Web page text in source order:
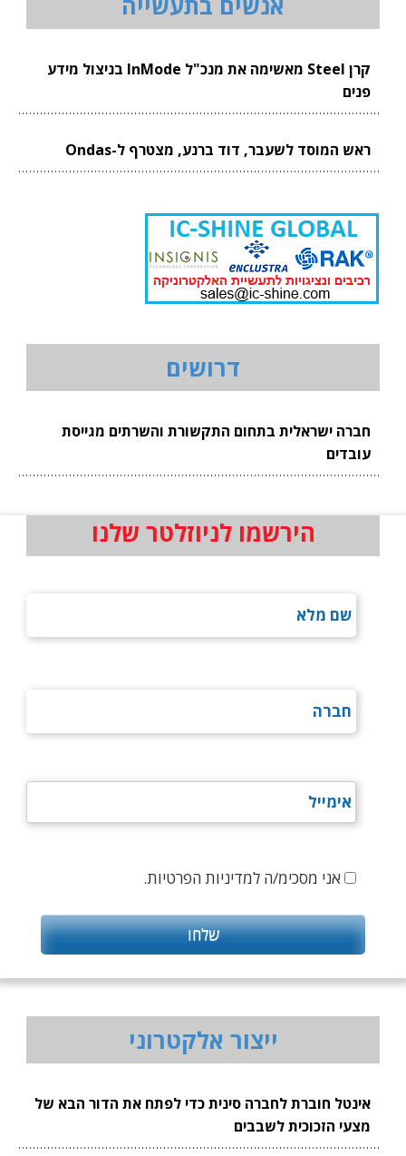
קרן Steel מאשימה את מנכ"ל InMode בניצול מידע
פנים
ראש המוסד לשעבר, דוד ברנע, מצטרף ל-Ondas
דרושים
חברה ישראלית בתחום התקשורת והשרתים מגייסת
עובדים
הירשמו לניוזלטר שלנו
אני מסכימ/ה למדיניות הפרטיות.
ייצור אלקטרוני
אינטל חוברת לחברה סינית כדי לפתח את הדור הבא של
מצעי הזכוכית לשבבים